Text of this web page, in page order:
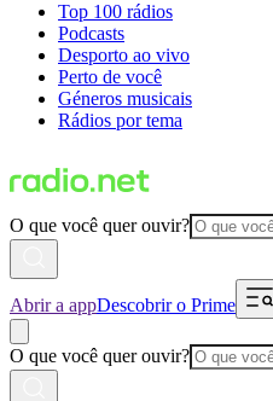
Top 100 rádios
Podcasts
Desporto ao vivo
Perto de você
Géneros musicais
Rádios por tema
O que você quer ouvir?
Abrir a appDescobrir o Prime
O que você quer ouvir?